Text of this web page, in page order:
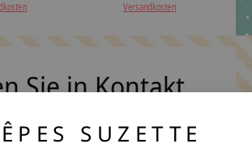
Versandkosten
Sie in Kontakt
SUZETTE